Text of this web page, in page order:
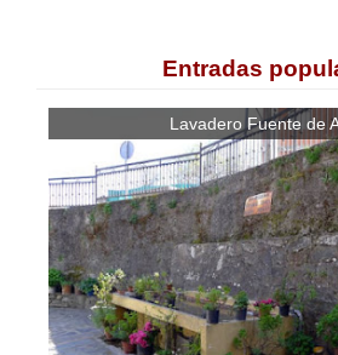
Entradas
Lavadero Fuente de